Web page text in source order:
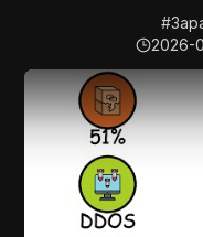
#
2026-
Play Video:Каждый